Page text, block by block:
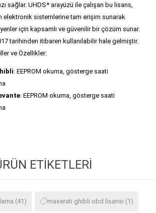
sağlar. UHDS* arayüzü ile çalışan bu lisans,
elektronik sistemlerine tam erişim sunarak
için kapsamlı ve güvenilir bir çözüm sunar.
tarihinden itibaren kullanılabilir hale gelmiştir.
ve Özellikler:
: EEPROM okuma, gösterge saati
: EEPROM okuma, gösterge saati
ETIKETLERI
(41) maserati ghibli obd lisansı (1)